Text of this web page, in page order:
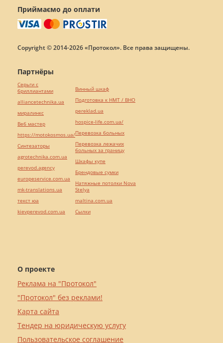
Приймаємо до оплати
Copyright © 2014-2026 «Протокол». Все права защищены.
О проекте
Реклама на "Протокол"
"Протокол" без реклами!
Карта сайта
Тендер на юридическую услугу
Пользовательское соглашение
Партнёры
Серьги с
бриллиантами
alliancetechnika.ua
миралинкс
Веб мастер
https://motokosmos.ua/
Синтезаторы
agrotechnika.com.ua
perevod.agency
europeservice.com.ua
mk-translations.ua
текст юа
kievperevod.com.ua
Винный шкаф
Подготовка к НМТ / ВНО
pereklad.ua
hospice-life.com.ua/
Перевозка больных
Перевозка лежачих
больных за границу
Шкафы купе
Брендовые сумки
Натяжные потолки Nova
Stelya
maltina.com.ua
Cылки